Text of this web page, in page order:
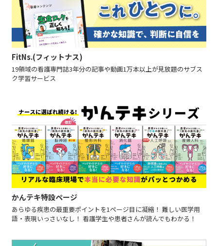
FitNs.(フィットナス)
19領域の看護専門誌3年分の記事や動画1万本以上が見放題のサブス
ク学習サービス
かんテキ特設ページ
あらゆる疾患の最重要ポイントを1ページ目に凝縮！ 難しい医学用
語・表現いっさいなし！ 看護学生や患者さんが読んでもわかる！